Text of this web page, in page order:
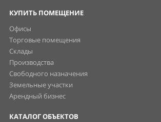
КУПИТЬ ПОМЕЩЕНИЕ
Офисы
Торговые помещения
Склады
Производства
Свободного назначения
Земельные участки
Арендный бизнес
КАТАЛОГ ОБЪЕКТОВ